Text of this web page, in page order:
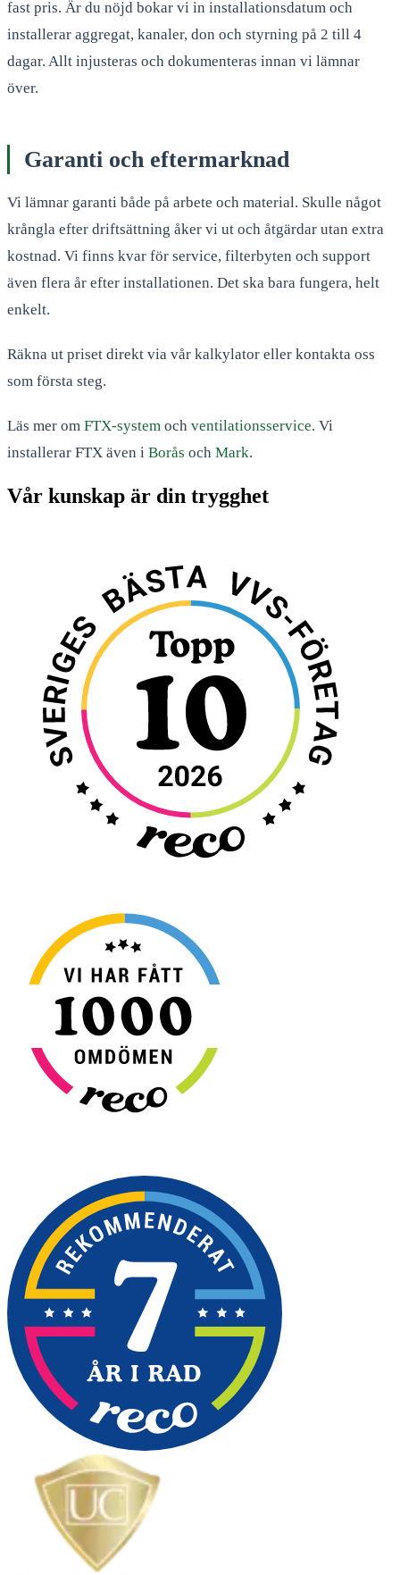
fast pris. Är du nöjd bokar vi in installationsdatum och
installerar aggregat, kanaler, don och styrning på 2 till 4
dagar. Allt injusteras och dokumenteras innan vi lämnar
över.
Garanti och eftermarknad
Vi lämnar garanti både på arbete och material. Skulle något
krångla efter driftsättning åker vi ut och åtgärdar utan extra
kostnad. Vi finns kvar för service, filterbyten och support
även flera år efter installationen. Det ska bara fungera, helt
enkelt.
Räkna ut priset direkt via vår kalkylator eller kontakta oss
som första steg.
Läs mer om FTX-system och ventilationsservice. Vi
installerar FTX även i Borås och Mark.
Vår kunskap är din trygghet